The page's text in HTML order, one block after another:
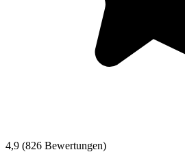
4,9 (826 Bewertungen)